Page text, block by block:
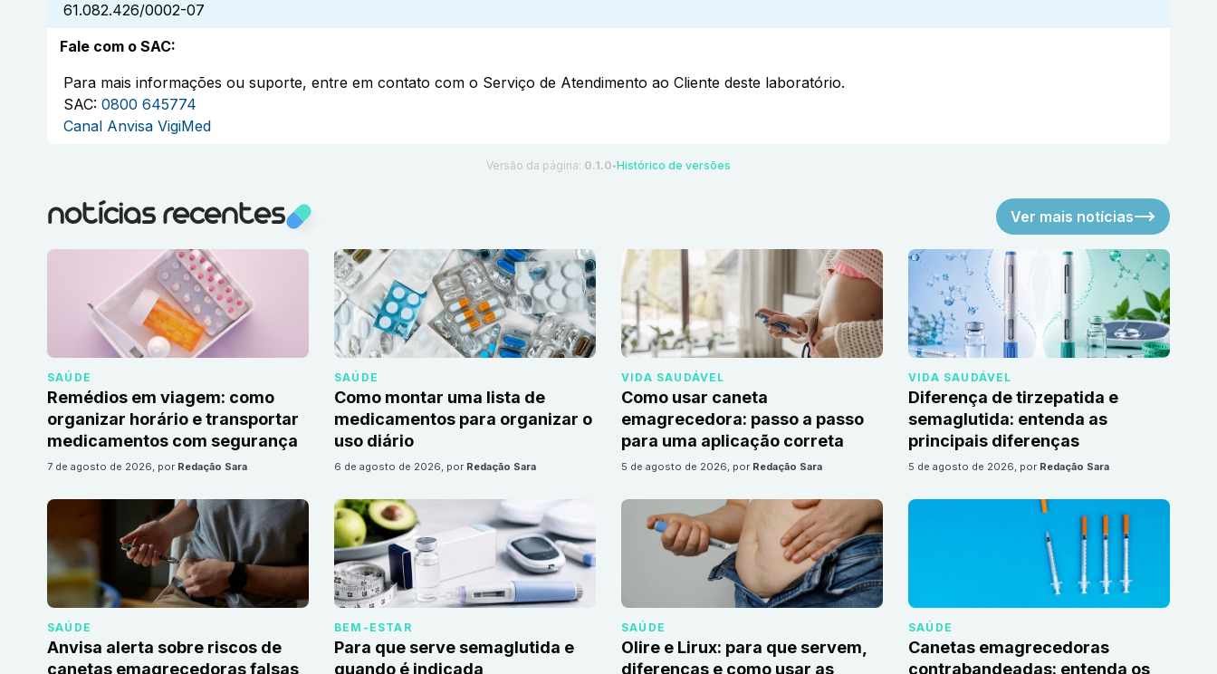
61.082.426/0002-07
Fale com o SAC:
Para mais informações ou suporte, entre em contato com o Serviço de Atendimento ao Cliente deste laboratório.
SAC: 0800 645774
Canal Anvisa VigiMed
Versão da página: 0.1.0 ●Histórico de versões
notícias recentes Ver mais notícias
SAÚDE
Remédios em viagem: como
organizar horário e transportar
medicamentos com segurança
7 de agosto de 2026, por Redação Sara
SAÚDE
Como montar uma lista de
medicamentos para organizar o
uso diário
6 de agosto de 2026, por Redação Sara
VIDA SAUDÁVEL
Como usar caneta
emagrecedora: passo a passo
para uma aplicação correta
5 de agosto de 2026, por Redação Sara
VIDA SAUDÁVEL
Diferença de tirzepatida e
semaglutida: entenda as
principais diferenças
5 de agosto de 2026, por Redação Sara
SAÚDE
Anvisa alerta sobre riscos de
canetas emagrecedoras falsas
BEM-ESTAR
Para que serve semaglutida e
quando é indicada
SAÚDE
Olire e Lirux: para que servem,
diferenças e como usar as
SAÚDE
Canetas emagrecedoras
contrabandeadas: entenda os